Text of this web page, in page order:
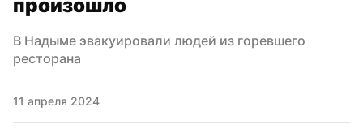
произошло
В Надыме эвакуировали людей из горевшего
ресторана
11 апреля 2024